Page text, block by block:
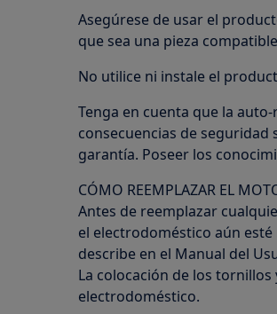
Asegúrese de usar el
que sea una pieza
No utilice ni instale el
Tenga en cuenta que la
consecuencias de
garantía. Poseer los
CÓMO REEMPLAZAR EL
Antes de reemplazar
el electrodoméstico aún
describe en el Manual del
La colocación de los
electrodoméstico.